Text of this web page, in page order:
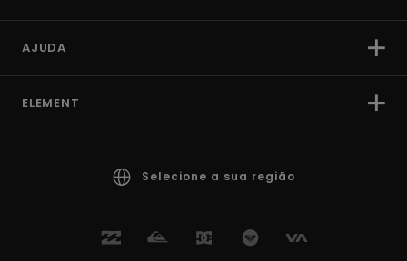
AJUDA
ELEMENT
Selecione a sua região